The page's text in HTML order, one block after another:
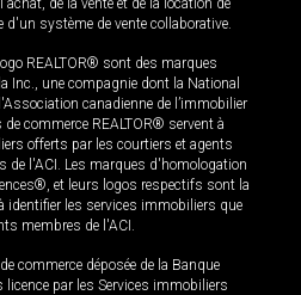
de la vente et de la location de
système de vente collaborative.
REALTOR® sont des marques
Inc., une compagnie dont la National
canadienne de l’immobilier
commerce REALTOR® servent à
offerts par les courtiers et agents
de l'ACI. Les marques d'homologation
et leurs logos respectifs sont la
identifier les services immobiliers que
membres de l'ACI.
commerce déposée de la Banque
licence par les Services immobiliers